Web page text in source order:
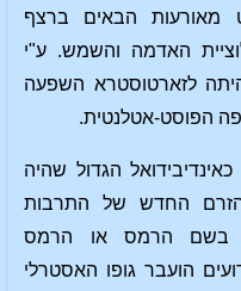
מאורעות הבאים ברצף
האדמה והשמש. ע"י
לזארטוסטרא השפעה
הפוסט-אטלנטית.
הגדול שהיה
החדש של התרבות
בשם הרמס או הרמס
הועבר גופו האסטרלי